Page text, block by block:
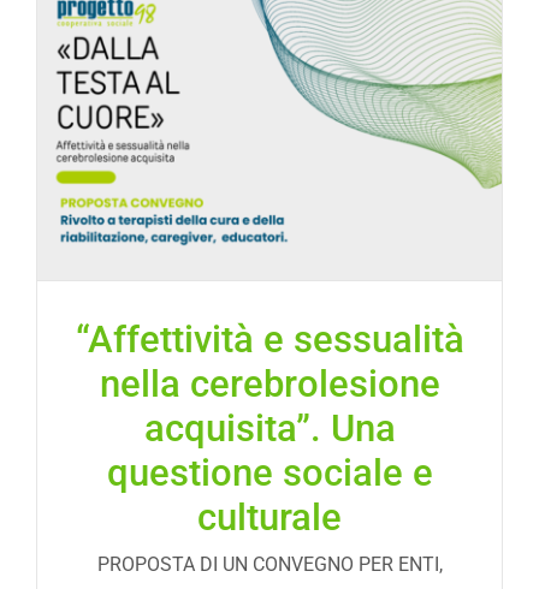
“Affettività e sessualità
nella cerebrolesione
acquisita”. Una
questione sociale e
culturale
PROPOSTA DI UN CONVEGNO PER ENTI,